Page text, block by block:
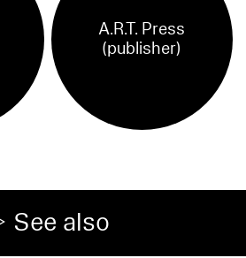
A.R.T. Press
(publisher)
See also